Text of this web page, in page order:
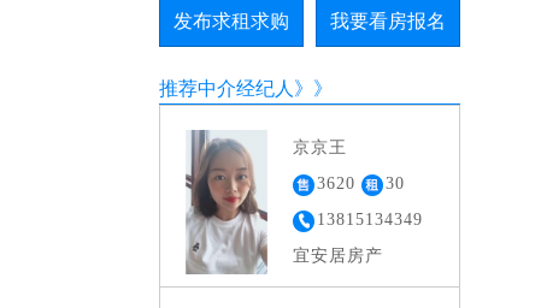
发布求租求购 我要看房报名
推荐中介经纪人》》
京京王
3620
30
13815134349
宜安居房产